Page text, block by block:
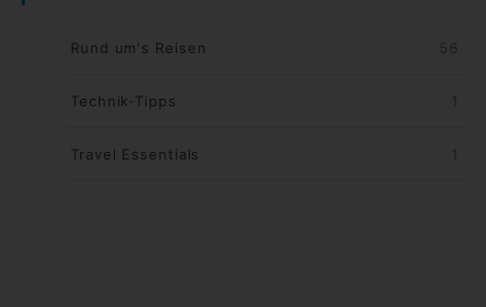
Rund um's Reisen 56
Technik-Tipps 1
Travel Essentials 1